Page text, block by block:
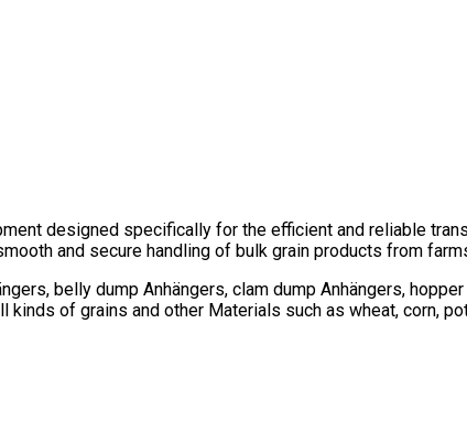
designed specifically for the efficient and reliable
and secure handling of bulk grain products from
belly dump Anhängers, clam dump Anhängers,
of grains and other Materials such as wheat, corn,